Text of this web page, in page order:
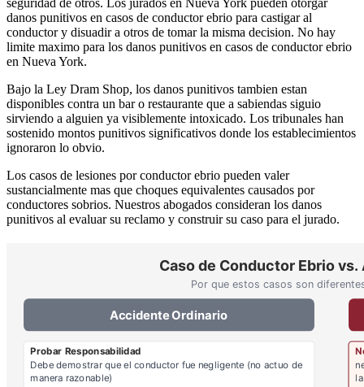
danos punitivos en casos de conductor ebrio para castigar al
conductor y disuadir a otros de tomar la misma decision. No hay
limite maximo para los danos punitivos en casos de conductor ebrio
en Nueva York.
Bajo la Ley Dram Shop, los danos punitivos tambien estan
disponibles contra un bar o restaurante que a sabiendas siguio
sirviendo a alguien ya visiblemente intoxicado. Los tribunales han
sostenido montos punitivos significativos donde los establecimientos
ignoraron lo obvio.
Los casos de lesiones por conductor ebrio pueden valer
sustancialmente mas que choques equivalentes causados por
conductores sobrios. Nuestros abogados consideran los danos
punitivos al evaluar su reclamo y construir su caso para el jurado.